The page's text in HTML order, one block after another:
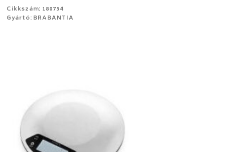
Cikkszám: 180754
Gyártó: BRABANTIA